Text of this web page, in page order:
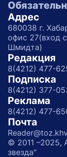
Адрес
680038 г.
офис 27(вход
Шмидта)
Редакция
8(4212) 477-
Подписка
8(4212) 377-
Реклама
8(4212) 477-
Почта
© 2011 –2025,
звезда"